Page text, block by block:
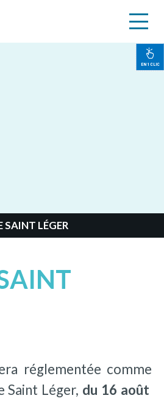
EN 1 CLIC
SAINT LÉGER
réglementée comme
Saint Léger, du 16 août